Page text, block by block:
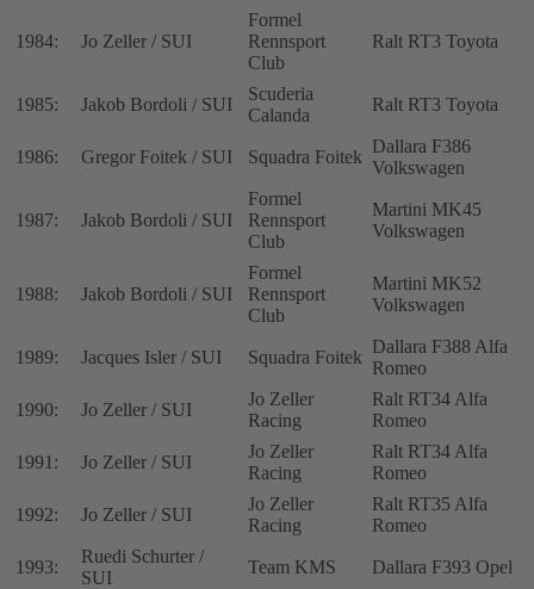
1984: Jo Zeller / SUI
Formel
Rennsport
Club
Ralt RT3 Toyota
1985: Jakob Bordoli / SUI
Scuderia
Calanda
Ralt RT3 Toyota
1986: Gregor Foitek / SUI Squadra Foitek
Dallara F386
Volkswagen
1987: Jakob Bordoli / SUI
Formel
Rennsport
Club
Martini MK45
Volkswagen
1988: Jakob Bordoli / SUI
Formel
Rennsport
Club
Martini MK52
Volkswagen
1989: Jacques Isler / SUI Squadra Foitek
Dallara F388 Alfa
Romeo
1990: Jo Zeller / SUI
Jo Zeller
Racing
Ralt RT34 Alfa
Romeo
1991: Jo Zeller / SUI
Jo Zeller
Racing
Ralt RT34 Alfa
Romeo
1992: Jo Zeller / SUI
Jo Zeller
Racing
Ralt RT35 Alfa
Romeo
1993:
Ruedi Schurter /
SUI
Team KMS Dallara F393 Opel